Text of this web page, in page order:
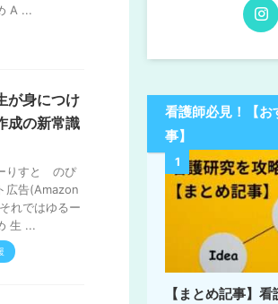
A ...
が身につけ
成の新常識
りすと のぴ
広告(Amazon
れではゆるー
生 ...
看護師必見！【お
事】
1
【まとめ記事】